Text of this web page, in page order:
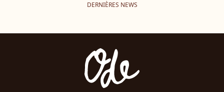
DERNIÈRES NEWS